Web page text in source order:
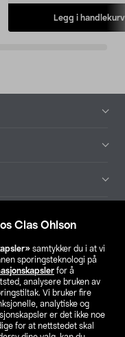
Clas Ohlson
samtykker du i at vi
sporingsteknologi på
for å
analysere bruken av
Vi bruker fire
analytiske og
er det ikke noe
for at nettstedet skal
Legg i handlekurv